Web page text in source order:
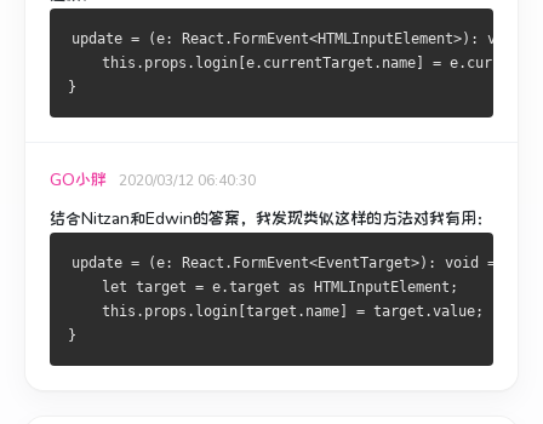
update = (e: React.FormEvent<HTMLInputElement>): void
this.props.login[e.currentTarget.name] =
}
GO小胖 2020/03/12 06:40:30
结合Nitzan和Edwin的答案，我发现类似这样的方法对我有用：
update = (e: React.FormEvent<EventTarget>): void => {
    let target = e.target as HTMLInputElement;
    this.props.login[target.name] = target.value;
}